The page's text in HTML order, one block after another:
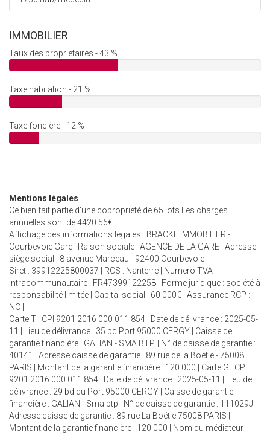
IMMOBILIER
Taux des propriétaires - 43 %
Taxe habitation - 21 %
Taxe foncière - 12 %
Mentions légales
Ce bien fait partie d'une copropriété de 65 lots.Les charges
annuelles sont de 4420.56€.
Affichage des informations légales : BRACKE IMMOBILIER -
Courbevoie Gare | Raison sociale : AGENCE DE LA GARE | Adresse
siège social : 8 avenue Marceau - 92400 Courbevoie |
Siret : 39912225800037 | RCS : Nanterre | Numero TVA
Intracommunautaire : FR47399122258 | Forme juridique : société à
responsabilité limitée | Capital social : 60 000€ | Assurance RCP :
NC |
Carte T : CPI 9201 2016 000 011 854 | Date de délivrance : 2025-05-
11 | Lieu de délivrance : 35 bd Port 95000 CERGY | Caisse de
garantie financière : GALIAN - SMA BTP. | N° de caisse de garantie :
40141 | Adresse caisse de garantie : 89 rue de la Boétie - 75008
PARIS | Montant de la garantie financière : 120 000 | Carte G : CPI
9201 2016 000 011 854 | Date de délivrance : 2025-05-11 | Lieu de
délivrance : 29 bd du Port 95000 CERGY | Caisse de garantie
financière : GALIAN - Sma btp | N° de caisse de garantie : 111029J |
Adresse caisse de garantie : 89 rue La Boétie 75008 PARIS |
Montant de la garantie financière : 120 000 | Nom du médiateur :